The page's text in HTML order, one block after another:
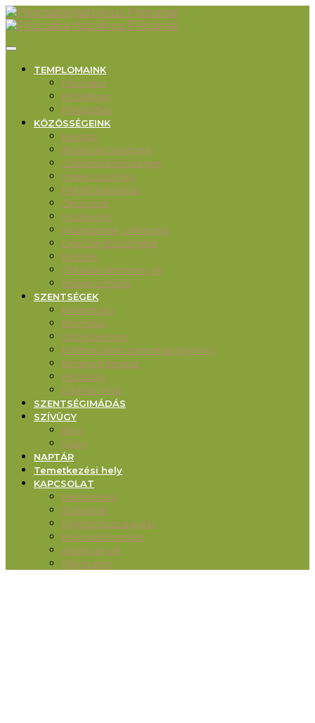
TEMPLOMAINK
Piliscsaba
Klotildliget
Pilisjászfalu
KÖZÖSSÉGEINK
Karitász
Ifjúsági közösségek
Családos közösségek
Imaközösségek
Felnőtt katekézis
Ökumené
Misekuckó
Művészetek, önképzés
Liget Segítőszolgálat
Rendek
Oktatási intézmények
Idősek otthona
SZENTSÉGEK
Keresztség
Bérmálás
Oltáriszentség
Bűnbocsánat szentsége (gyónás)
Betegek kenete
Házasság
Egyházi rend
SZENTSÉGIMÁDÁS
SZÍVÜGY
Blog
Újság
NAPTÁR
Temetkezési hely
KAPCSOLAT
Elérhetőség
Stóladíjak
Egyházi hozzájárulás
Képviselő-testület
Alapítványok
Pályázatok